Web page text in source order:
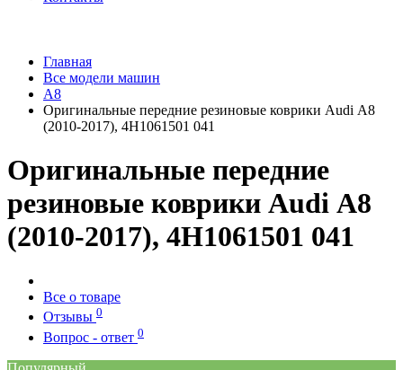
Главная
Все модели машин
A8
Оригинальные передние резиновые коврики Audi А8
(2010-2017), 4H1061501 041
Оригинальные передние
резиновые коврики Audi А8
(2010-2017), 4H1061501 041
Все о товаре
Отзывы 0
Вопрос - ответ 0